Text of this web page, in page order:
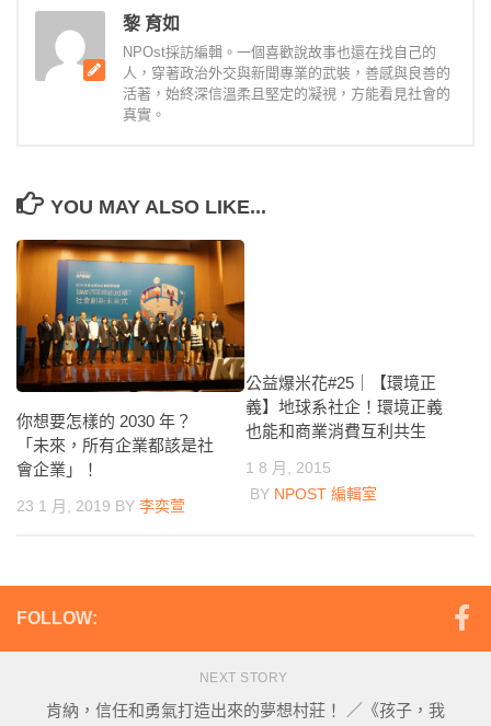
黎 育如
NPOst採訪編輯。一個喜歡說故事也還在找自己的
人，穿著政治外交與新聞專業的武裝，善感與良善的
活著，始終深信溫柔且堅定的凝視，方能看見社會的
真實。
YOU MAY ALSO LIKE...
你想要怎樣的 2030 年？
「未來，所有企業都該是社
會企業」！
23 1 月, 2019 BY 李奕萱
公益爆米花#25｜【環境正
義】地球系社企！環境正義
也能和商業消費互利共生
1 8 月, 2015
BY NPOST 編輯室
FOLLOW:
NEXT STORY
肯納，信任和勇氣打造出來的夢想村莊！ ／《孩子，我